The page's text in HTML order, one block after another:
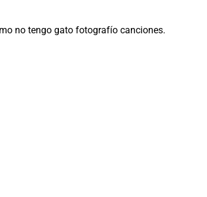
no tengo gato fotografío canciones.